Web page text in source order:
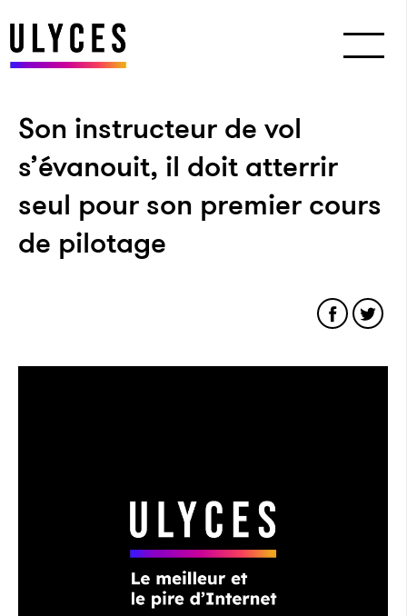
Son instructeur de vol
s’évanouit, il doit atterrir
seul pour son premier cours
de pilotage